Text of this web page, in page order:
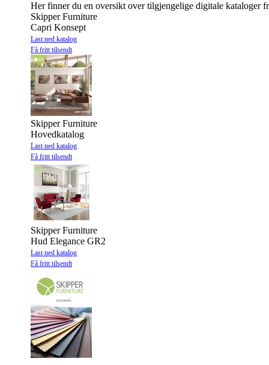
Her finner du en oversikt over tilgjengelige digitale kataloger
Skipper Furniture
Capri Konsept
Last ned katalog
Få fritt tilsendt
Skipper Furniture
Hovedkatalog
Last ned katalog
Få fritt tilsendt
Skipper Furniture
Hud Elegance GR2
Last ned katalog
Få fritt tilsendt